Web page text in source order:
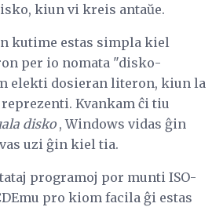
kiun vi kreis antaŭe.
kutime estas simpla kiel
per io nomata "disko-
elekti dosieran literon, kiun la
Kvankam ĉi tiu
disko, Windows vidas ĝin
uzi ĝin kiel tia.
programoj por munti ISO-
pro kiom facila ĝi estas